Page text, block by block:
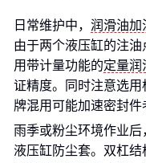
日常维护中， 润滑油加
由于两个液压缸的注
用带计量功能的定量润
证精度。同时注意选用
牌混用可能加速密封件
雨季或粉尘环境作业
液压缸防尘套。双杠